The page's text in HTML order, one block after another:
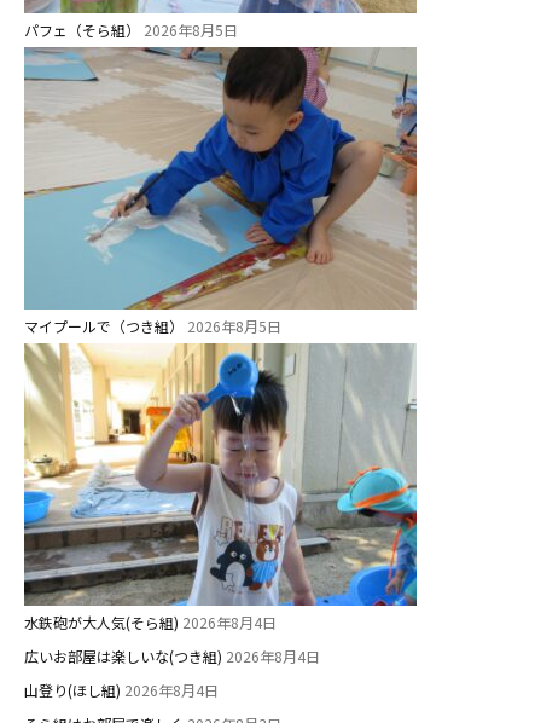
パフェ（そら組） 2026年8月5日
マイプールで（つき組） 2026年8月5日
水鉄砲が大人気(そら組) 2026年8月4日
広いお部屋は楽しいな(つき組) 2026年8月4日
山登り(ほし組) 2026年8月4日